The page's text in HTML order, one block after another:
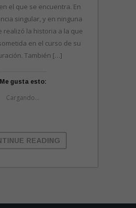
el que se encuentra. En
singular, y en ninguna
realizó la historia a la que
en el curso de su
También […]
Me gusta esto:
Cargando...
READING